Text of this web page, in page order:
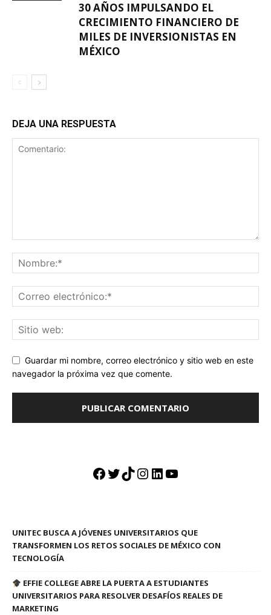
30 AÑOS IMPULSANDO EL
CRECIMIENTO FINANCIERO DE
MILES DE INVERSIONISTAS EN
MÉXICO
DEJA UNA RESPUESTA
Guardar mi nombre, correo electrónico y sitio web en este
navegador la próxima vez que comente.
Facebook
Twitter
TikTok
Instagram
LinkedIn
YouTube
UNITEC BUSCA A JÓVENES UNIVERSITARIOS QUE
TRANSFORMEN LOS RETOS SOCIALES DE MÉXICO CON
TECNOLOGÍA
EFFIE COLLEGE ABRE LA PUERTA A ESTUDIANTES
UNIVERSITARIOS PARA RESOLVER DESAFÍOS REALES DE
MARKETING